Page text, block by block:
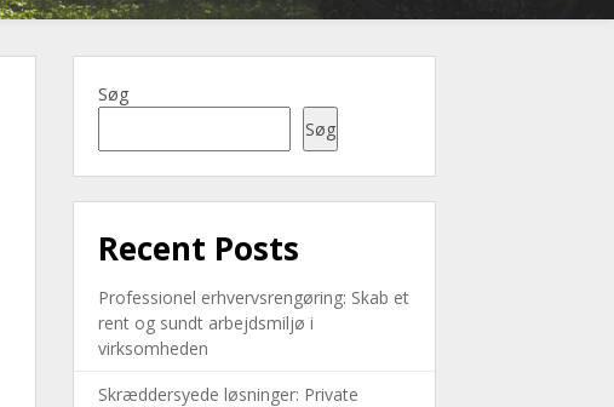
Søg
Søg
Recent Posts
Professionel erhvervsrengøring: Skab et
rent og sundt arbejdsmiljø i
virksomheden
Skræddersyede løsninger: Private